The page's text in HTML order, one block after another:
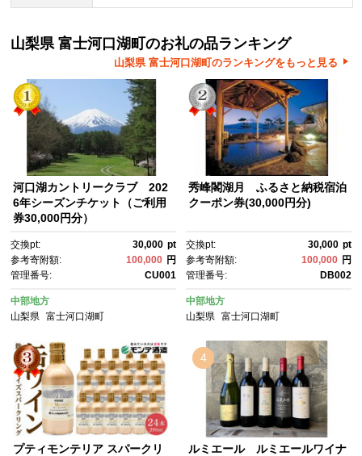
山梨県 富士河口湖町のお礼の品ランキング
山梨県 富士河口湖町のランキングをもっと見る
河口湖カントリークラブ 202
6年シーズンチケット（ご利用
券30,000円分）
交換pt: 30,000 pt
参考寄附額:
100,000 円
管理番号:
CU001
中部地方
山梨県
富士河口湖町
秀峰閣湖月 ふるさと納税宿泊
クーポン券(30,000円分)
交換pt: 30,000 pt
参考寄附額:
100,000 円
管理番号:
DB002
中部地方
山梨県
富士河口湖町
プティモンテリア スパークリ
4
ルミエール ルミエールワイナ